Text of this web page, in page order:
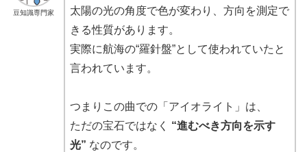
豆知識専門家
太陽の光の角度で色が変わり、方向を測定で
きる性質があります。
実際に航海の“羅針盤”として使われていたと
言われています。
つまりこの曲での「アイオライト」は、
ただの宝石ではなく “進むべき方向を示す
光” なのです。